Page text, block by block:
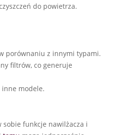
do powietrza.
porównaniu z innymi typami.
filtrów, co generuje
inne modele.
sobie funkcje nawilżacza i